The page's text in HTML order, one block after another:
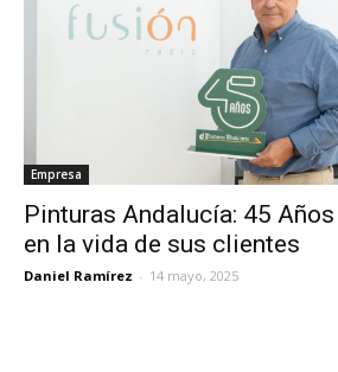
Empresa
Pinturas Andalucía: 45
en la vida de sus clientes
Daniel Ramírez - 14 mayo, 2025